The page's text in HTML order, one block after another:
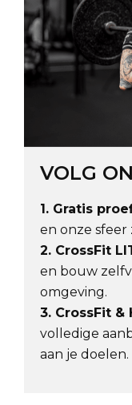
VOLG
1. Gratis
en onze sfeer
2. CrossFit
en bouw
omgeving.
3. CrossFit &
volledige
aan je doelen.